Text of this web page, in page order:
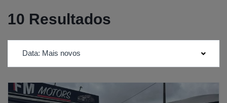
10 Resultados
Data: Mais novos